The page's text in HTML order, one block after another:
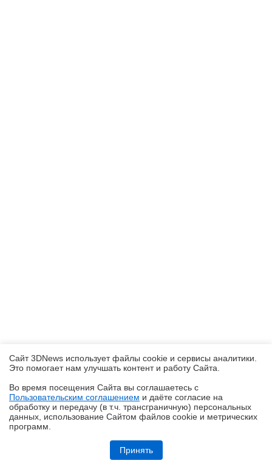
Обзор планшета HUAWEI MatePad Pro Max: на все деньги
Сайт 3DNews использует файлы cookie и сервисы аналитики.
Это помогает нам улучшать контент и работу Cайта.
Во время посещения Cайта вы соглашаетесь с
Пользовательским соглашением и даёте согласие на
обработку и передачу (в т.ч. трансграничную) персональных
данных, использование Cайтом файлов cookie и метрических
программ.
Принять